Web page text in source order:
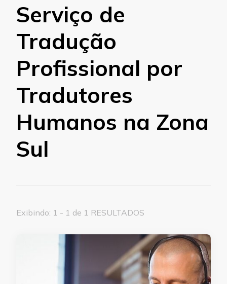
Serviço de
Tradução
Profissional por
Tradutores
Humanos na Zona
Sul
Exibindo: 1 - 1 de 1 RESULTADOS